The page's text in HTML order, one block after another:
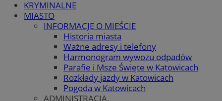
KRYMINALNE
MIASTO
INFORMACJE O MIEŚCIE
Historia miasta
Ważne adresy i telefony
Harmonogram wywozu odpadów
Parafie i Msze Święte w Katowicach
Rozkłady jazdy w Katowicach
Pogoda w Katowicach
ADMINISTRACJA